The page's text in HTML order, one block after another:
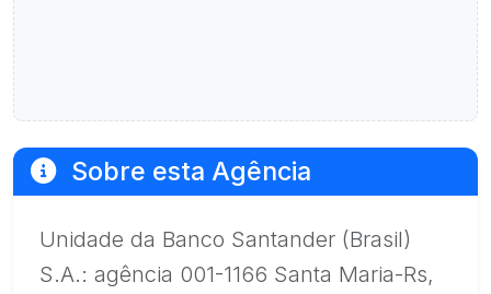
Sobre esta Agência
Unidade da Banco Santander (Brasil)
S.A.: agência 001-1166 Santa Maria-Rs,